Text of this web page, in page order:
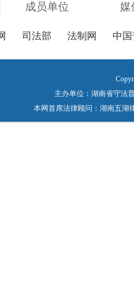
成员单位 媒
司法部 法制网 中
主办单位：湖南省守法
本网首席法律顾问：湖南五湖